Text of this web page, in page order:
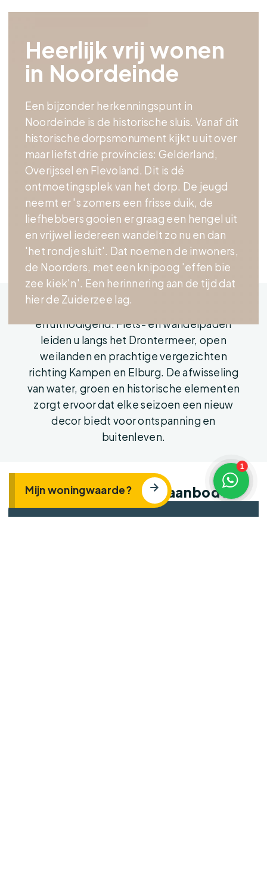
1
Heerlijk vrij wonen
in Noordeinde
Een bijzonder herkenningspunt in
Noordeinde is de historische sluis. Vanaf dit
historische dorpsmonument kijkt u uit over
maar liefst drie provincies: Gelderland,
Overijssel en Flevoland. Dit is dé
ontmoetingsplek van het dorp. De jeugd
neemt er 's zomers een frisse duik, de
liefhebbers gooien er graag een hengel uit
en vrijwel iedereen wandelt zo nu en dan
'het rondje sluit'. Dat noemen de inwoners,
de Noorders, met een knipoog 'effen bie
zee kiek'n'. Een herinnering aan de tijd dat
hier de Zuiderzee lag.
De natuur rondom Noordeinde is veelzijdig
en uitnodigend. Fiets- en wandelpaden
leiden u langs het Drontermeer, open
weilanden en prachtige vergezichten
richting Kampen en Elburg. De afwisseling
van water, groen en historische elementen
zorgt ervoor dat elke seizoen een nieuw
decor biedt voor ontspanning en
buitenleven.
Het huidige woningaanbod in
Noordeinde
Mijn woningwaarde?